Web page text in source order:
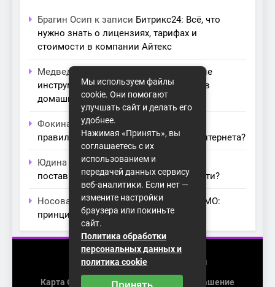
Брагин Осип к записи Битрикс24: Всё, что
нужно знать о лицензиях, тарифах и
стоимости в компании Айтекс
Медведева Амалия
Основные
инструменты для создания серверов в
домашних условиях
Фокина Невак записи
правильный модем для домашнего интернета?
Юдина Ивонак записиПроблемы с
поставщиками интернета: как их обойти?
Носова Агатак записиТехнология MIMO:
принципы работы и её преимущества
2026 (с) https://homenet-spb.ru
Карта Сайта Пользовательское Соглашение
Мы используем файлы
cookie. Они помогают
улучшать сайт и делать его
удобнее.
Нажимая «Принять», вы
соглашаетесь с их
использованием и
передачей данных сервису
веб-аналитики. Если нет —
измените настройки
браузера или покиньте
сайт.
Политика обработки
персональных данных и
политика cookie
Принять